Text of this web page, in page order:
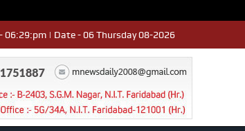
06:29:pm | Date - 06 Thursday 08-2026